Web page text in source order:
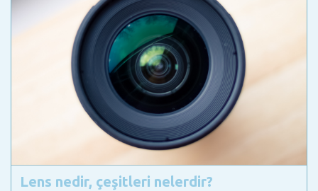
Lens nedir, çeşitleri nelerdir?